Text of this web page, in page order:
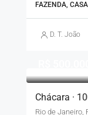
FAZENDA,
D. T. João
Chácara ·
Rio de Janeiro,